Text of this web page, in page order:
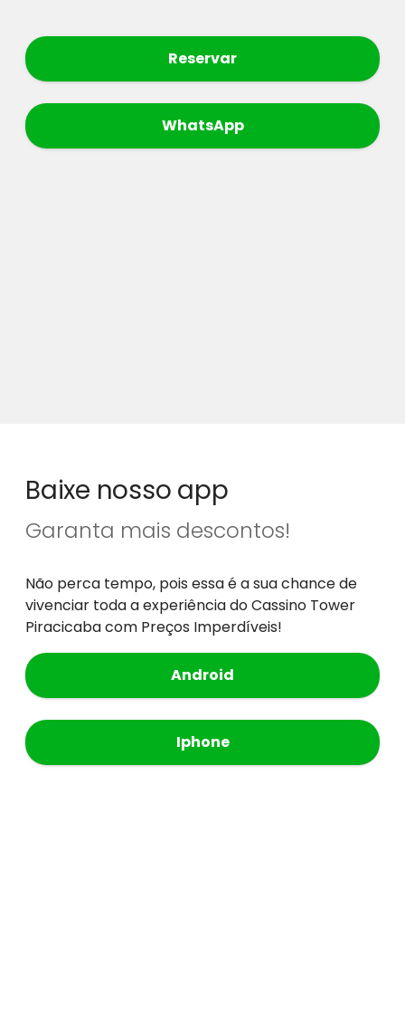
Reservar
WhatsApp
Baixe nosso app
Garanta mais descontos!
Não perca tempo, pois essa é a sua chance de
vivenciar toda a experiência do Cassino Tower
Piracicaba com Preços Imperdíveis!
Android
Iphone